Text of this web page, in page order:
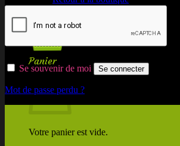
Panier
Votre panier est vide.
Se souvenir de moi Se connecter
Mot de passe perdu ?